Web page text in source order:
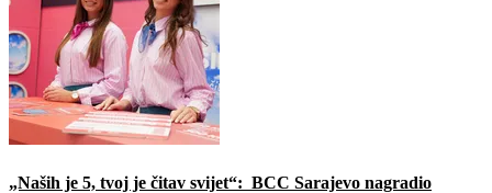
„Naših je 5, tvoj je čitav svijet“: BCC Sarajevo nagradio